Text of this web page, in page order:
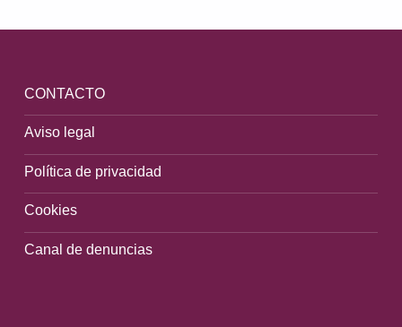
CONTACTO
Aviso legal
Política de privacidad
Cookies
Canal de denuncias